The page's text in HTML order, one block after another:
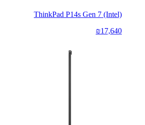
ThinkPad P14s Gen 7 (Intel)
₪17,640